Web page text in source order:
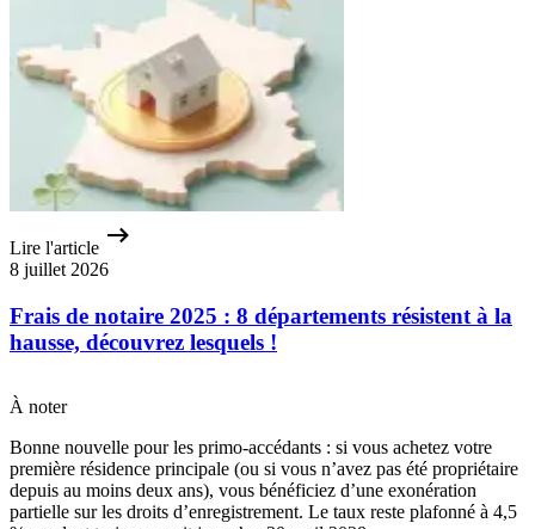
Lire l'article
8 juillet 2026
Frais de notaire 2025 : 8 départements résistent à la
hausse, découvrez lesquels !
À noter
Bonne nouvelle pour les primo-accédants : si vous achetez votre
première résidence principale (ou si vous n’avez pas été propriétaire
depuis au moins deux ans), vous bénéficiez d’une exonération
partielle sur les droits d’enregistrement. Le taux reste plafonné à 4,5